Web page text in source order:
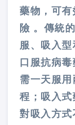
藥物，可
險 。傳統
服、吸入
口服抗病
需一天服
程；吸入式
對吸入方